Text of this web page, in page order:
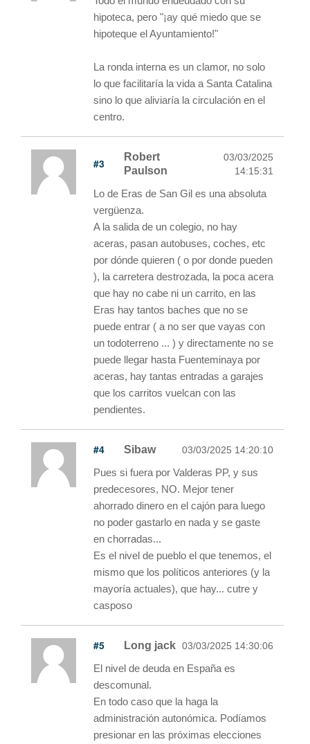
hipoteca, pero "¡ay qué miedo que se
hipoteque el Ayuntamiento!"
La ronda interna es un clamor, no solo
lo que facilitaría la vida a Santa Catalina
sino lo que aliviaría la circulación en el
centro.
#3
Robert
Paulson
03/03/2025
14:15:31
Lo de Eras de San Gil es una absoluta
vergüenza.
A la salida de un colegio, no hay
aceras, pasan autobuses, coches, etc
por dónde quieren ( o por donde pueden
), la carretera destrozada, la poca acera
que hay no cabe ni un carrito, en las
Eras hay tantos baches que no se
puede entrar ( a no ser que vayas con
un todoterreno ... ) y directamente no se
puede llegar hasta Fuenteminaya por
aceras, hay tantas entradas a garajes
que los carritos vuelcan con las
pendientes.
#4 Sibaw 03/03/2025 14:20:10
Pues si fuera por Valderas PP, y sus
predecesores, NO. Mejor tener
ahorrado dinero en el cajón para luego
no poder gastarlo en nada y se gaste
en chorradas...
Es el nivel de pueblo el que tenemos, el
mismo que los políticos anteriores (y la
mayoría actuales), que hay... cutre y
casposo
#5 Long jack 03/03/2025 14:30:06
El nivel de deuda en España es
descomunal.
En todo caso que la haga la
administración autonómica. Podíamos
presionar en las próximas elecciones